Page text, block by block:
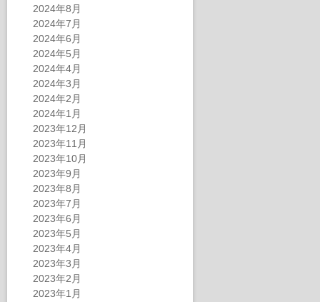
2024年8月
2024年7月
2024年6月
2024年5月
2024年4月
2024年3月
2024年2月
2024年1月
2023年12月
2023年11月
2023年10月
2023年9月
2023年8月
2023年7月
2023年6月
2023年5月
2023年4月
2023年3月
2023年2月
2023年1月